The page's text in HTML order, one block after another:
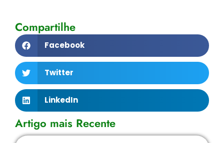
Compartilhe
Facebook
Twitter
LinkedIn
Artigo mais Recente